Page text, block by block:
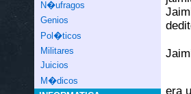
N�ufragos
Genios
Pol�ticos
Militares
Juicios
M�dicos
era